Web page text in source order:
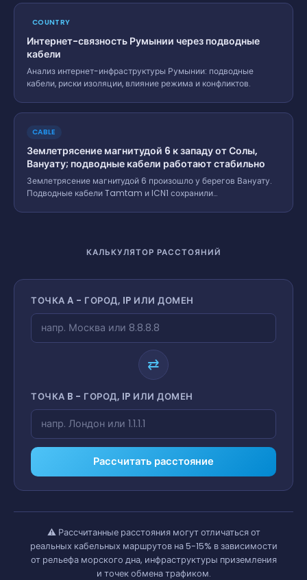
COUNTRY
Интернет-связность Румынии через подводные
кабели
Анализ интернет-инфраструктуры Румынии: подводные
кабели, риски изоляции, влияние режима и конфликтов.
CABLE
Землетрясение магнитудой 6 к западу от Солы,
Вануату; подводные кабели работают стабильно
Землетрясение магнитудой 6 произошло у берегов Вануату.
Подводные кабели Tamtam и ICN1 сохранили
КАЛЬКУЛЯТОР РАССТОЯНИЙ
ТОЧКА A - ГОРОД, IP ИЛИ ДОМЕН
⇄
ТОЧКА B - ГОРОД, IP ИЛИ ДОМЕН
Рассчитать расстояние
⚠️ Рассчитанные расстояния могут отличаться от
реальных кабельных маршрутов на 5-15% в зависимости
от рельефа морского дна, инфраструктуры приземления
и точек обмена трафиком.